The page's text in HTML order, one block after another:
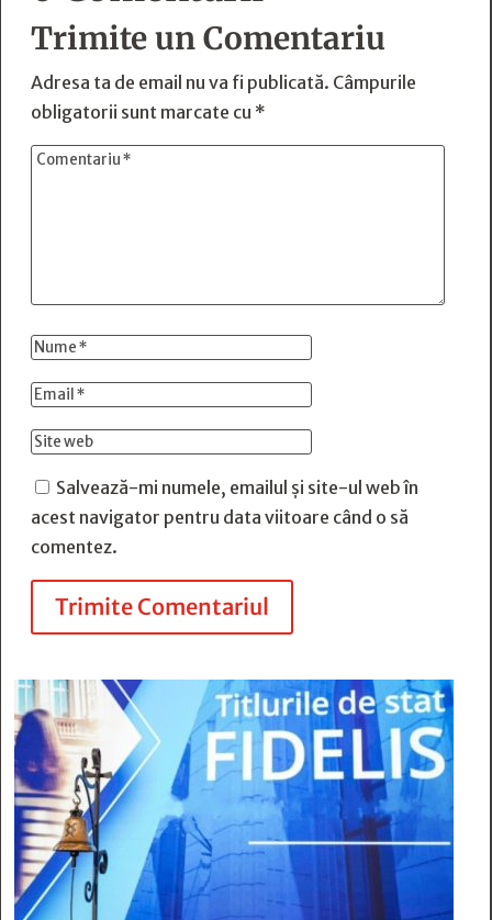
Trimite un Comentariu
Adresa ta de email nu va fi publicată. Câmpurile
obligatorii sunt marcate cu *
Salvează-mi numele, emailul și site-ul web în
acest navigator pentru data viitoare când o să
comentez.
Trimite Comentariul